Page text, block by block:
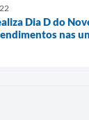
Dia D do
nas